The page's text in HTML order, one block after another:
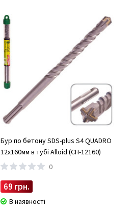
Бур по бетону SDS-plus S4 QUADRO
12x160мм в тубі Alloid (CH-12160)
0
69 грн.
В наявності